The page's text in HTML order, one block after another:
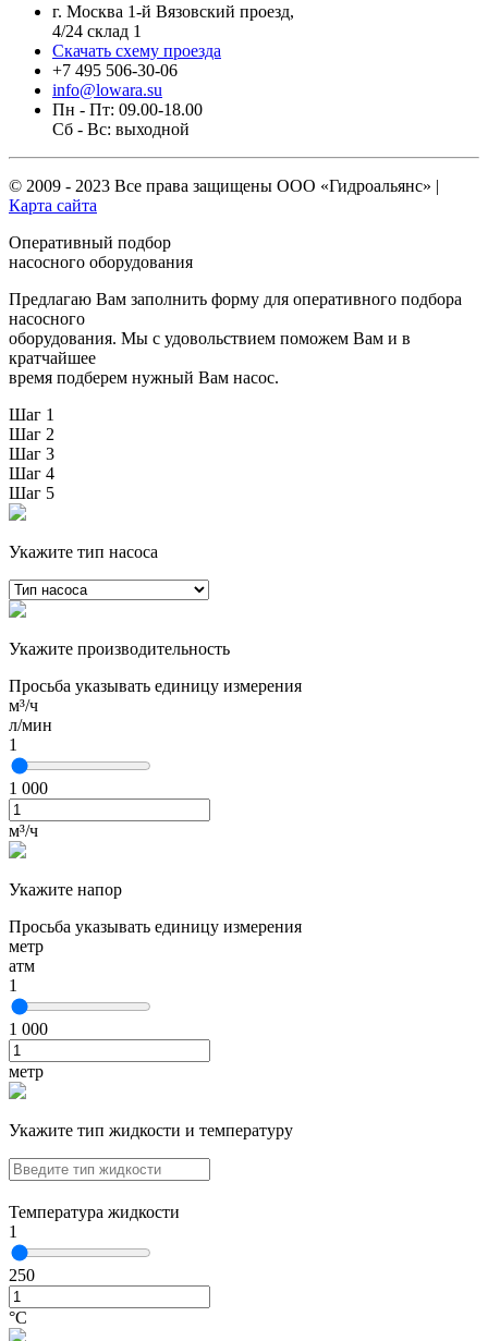
г. Москва 1-й Вязовский проезд,
4/24 склад 1
Скачать схему проезда
+7 495 506-30-06
info@lowara.su
Пн - Пт: 09.00-18.00
Сб - Вс: выходной
© 2009 - 2023 Все права защищены ООО «Гидроальянс» |
Карта сайта
Оперативный подбор
насосного оборудования
Предлагаю Вам заполнить форму для оперативного подбора
насосного
оборудования. Мы с удовольствием поможем Вам и в
кратчайшее
время подберем нужный Вам насос.
Шаг 1
Шаг 2
Шаг 3
Шаг 4
Шаг 5
Укажите тип насоса
Укажите производительность
Просьба указывать единицу измерения
м³/ч
л/мин
1
1 000
м³/ч
Укажите напор
Просьба указывать единицу измерения
метр
атм
1
1 000
метр
Укажите тип жидкости и температуру
Температура жидкости
1
250
°С